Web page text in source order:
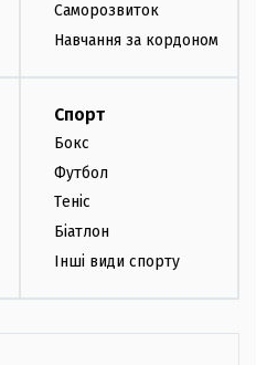
Саморозвиток
Навчання за кордоном
Спорт
Бокс
Футбол
Теніс
Біатлон
Інші види спорту